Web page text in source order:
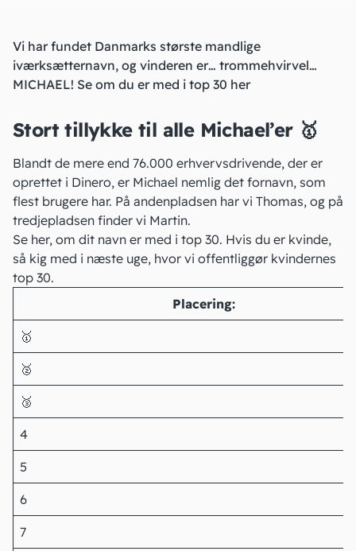
Vi har fundet Danmarks største mandlige
iværksætternavn, og vinderen er… trommehvirvel…
MICHAEL! Se om du er med i top 30 her
Stort tillykke til alle Michael’er 🥇
Blandt de mere end 76.000 erhvervsdrivende, der er
oprettet i Dinero, er Michael nemlig det fornavn, som
flest brugere har. På andenpladsen har vi Thomas, og på
tredjepladsen finder vi Martin.
Se her, om dit navn er med i top 30. Hvis du er kvinde,
så kig med i næste uge, hvor vi offentliggør kvindernes
top 30.
Placering:
🥇
🥈
🥉
4
5
6
7